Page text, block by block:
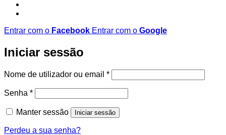
Entrar com o Facebook Entrar com o Google
Iniciar sessão
Nome de utilizador ou email *Obrigatório
Senha *Obrigatório
Manter sessão Iniciar sessão
Perdeu a sua senha?